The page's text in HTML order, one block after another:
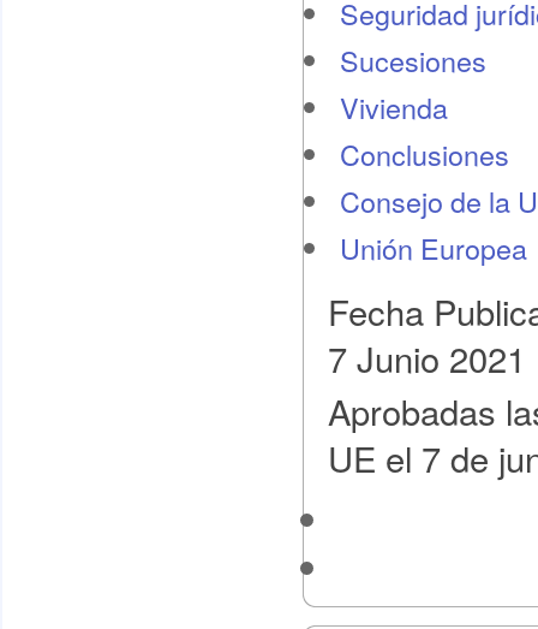
Seguridad
Sucesiones
Vivienda
Conclusiones
Consejo de la
Unión Europea
Fecha
7 Junio 2021
Aprobadas
UE el 7 de